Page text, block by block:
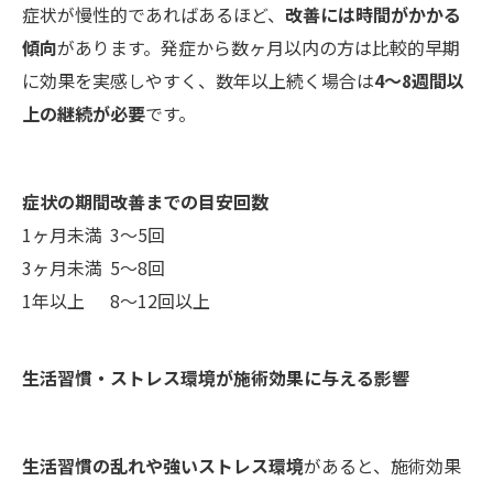
症状が慢性的であればあるほど、 改善には時間がかかる
傾向があります。発症から数ヶ月以内の方は比較的早期
に効果を実感しやすく、数年以上続く場合は4～8週間以
上の継続が必要です。
症状の期間改善までの目安回数
1ヶ月未満 3～5回
3ヶ月未満 5～8回
1年以上
8～12回以上
生活習慣・ストレス環境が施術効果に与える影響
生活習慣の乱れや強いストレス環境があると、施術効果